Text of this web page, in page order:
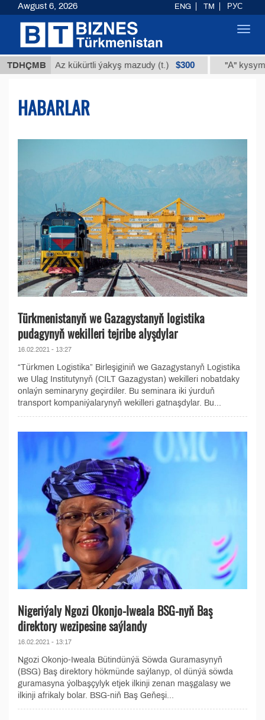
TDHÇMB
Az kükürtli ýakyş mazudy (t.) $300 "А" kysymly tehniki
HABARLAR
Türkmenistanyň we Gazagystanyň logistika
pudagynyň wekilleri tejribe alyşdylar
16.02.2021 - 13:27
“Türkmen Logistika” Birleşiginiň we Gazagystanyň Logistika
we Ulag Institutynyň (CILT Gazagystan) wekilleri nobatdaky
onlaýn seminaryny geçirdiler. Bu seminara iki ýurduň
transport kompaniýalarynyň wekilleri gatnaşdylar. Bu...
Nigeriýaly Ngozi Okonjo-Iweala BSG-nyň Baş
direktory wezipesine saýlandy
16.02.2021 - 13:17
Ngozi Okonjo-Iweala Bütindünýä Söwda Guramasynyň
(BSG) Baş direktory hökmünde saýlanyp, ol dünýä söwda
guramasyna ýolbaşçylyk etjek ilkinji zenan maşgalasy we
ilkinji afrikaly bolar. BSG-niň Baş Geňeşi...
Awgust 6, 2026 ENG TM РУС